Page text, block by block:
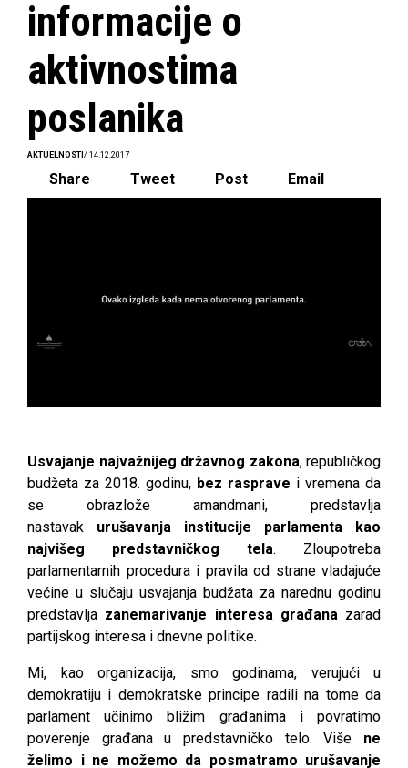
informacije o
aktivnostima
poslanika
AKTUELNOSTI / 14.12.2017
Share Tweet Post Email
Usvajanje najvažnijeg državnog zakona, republičkog
budžeta za 2018. godinu, bez rasprave i vremena da
se obrazlože amandmani, predstavlja
nastavak urušavanja institucije parlamenta kao
najvišeg predstavničkog tela. Zloupotreba
parlamentarnih procedura i pravila od strane vladajuće
većine u slučaju usvajanja budžata za narednu godinu
predstavlja zanemarivanje interesa građanazarad
partijskog interesa i dnevne politike.
Mi, kao organizacija, smo godinama, verujući u
demokratiju i demokratske principe radili na tome da
parlament učinimo bližim građanima i povratimo
poverenje građana u predstavničko telo. Više ne
želimo i ne možemo da posmatramo urušavanje